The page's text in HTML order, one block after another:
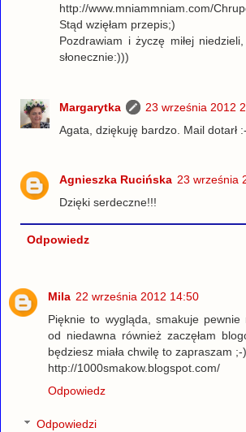
http://www.mniammniam.com/
Stąd wzięłam przepis;)
Pozdrawiam i życzę miłej
słonecznie:)))
Margarytka
23 września 2012
Agata, dziękuję bardzo. Mail dotarł
Agnieszka Rucińska 23 września
Dzięki serdeczne!!!
Odpowiedz
Mila 22 września 2012 14:50
Pięknie to wygląda, smakuje pewnie
od niedawna również zaczęłam
będziesz miała chwilę to zapraszam ;-)
http://1000smakow.blogspot.com/
Odpowiedz
Odpowiedzi